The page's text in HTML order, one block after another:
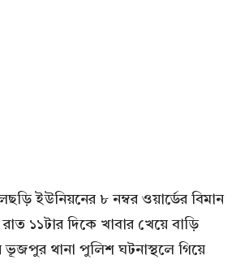
ইউনিয়নের ৮ নম্বর ওয়ার্ডের বিমান
১১টার দিকে খাবার খেয়ে বাড়ি
থানা পুলিশ ঘটনাস্থলে গিয়ে